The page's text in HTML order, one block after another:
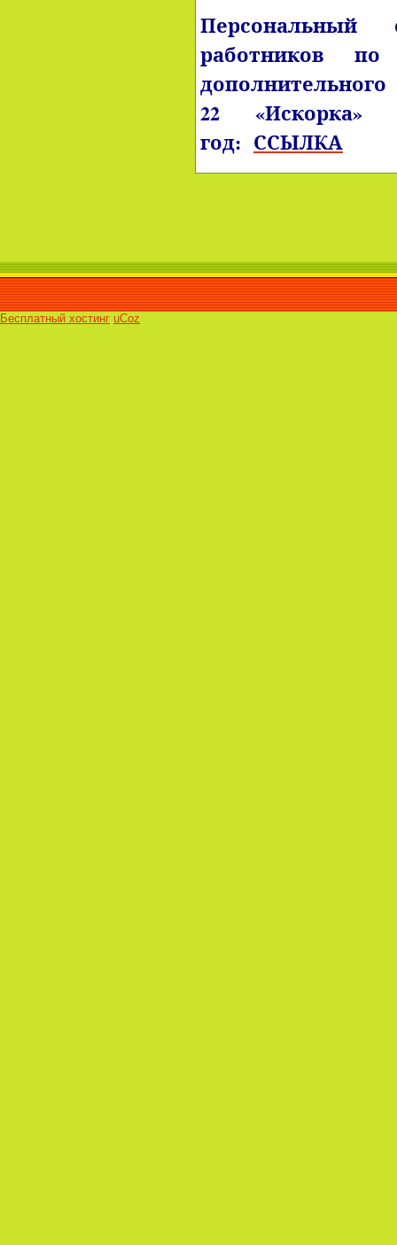
Персональный
работников по
22 «Искорка»
год: ССЫЛКА
Бесплатный хостинг uCoz